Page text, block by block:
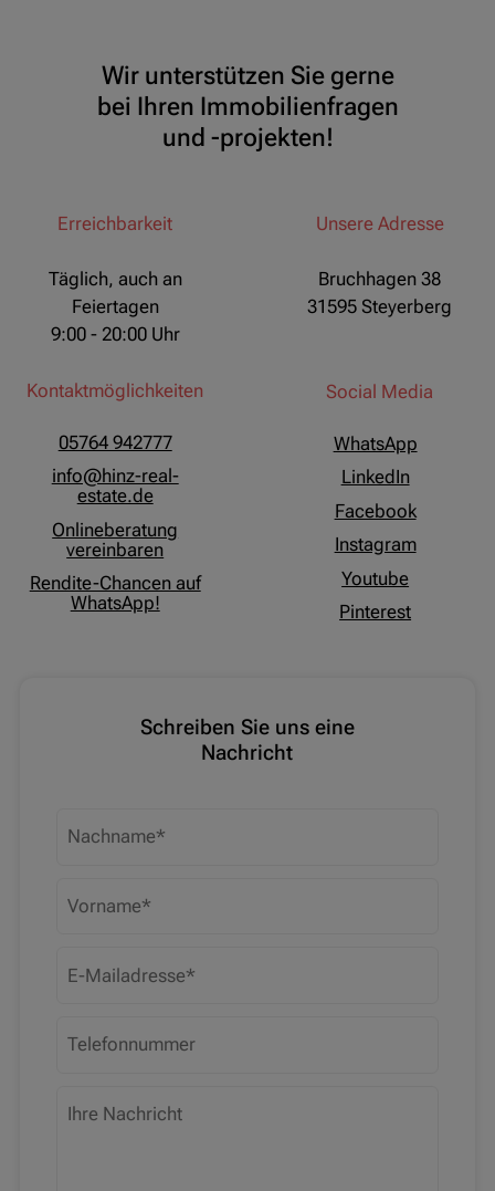
Wir unterstützen Sie gerne
bei Ihren Immobilienfragen
und -projekten!
Erreichbarkeit
Täglich, auch an
Feiertagen
9:00 - 20:00 Uhr
Kontaktmöglichkeiten
05764 942777
info@hinz-real-
estate.de
Onlineberatung
vereinbaren
Rendite-Chancen auf
WhatsApp!
Unsere Adresse
Bruchhagen 38
31595 Steyerberg
Social Media
WhatsApp
LinkedIn
Facebook
Instagram
Youtube
Pinterest
Schreiben Sie uns eine
Nachricht